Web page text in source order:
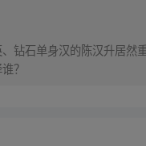
钻石单身汉的陈汉升居然
？